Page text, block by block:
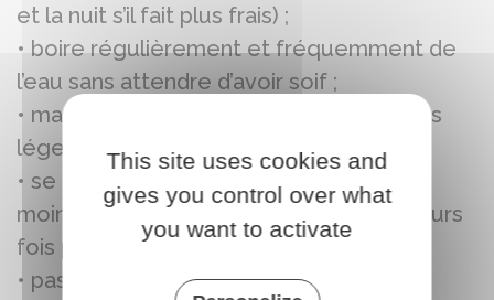
et la nuit s’il fait plus frais) ;
• boire régulièrement et fréquemment de
l’eau sans attendre d’avoir soif ;
• manger en quantité suffisante des plats
légers et riches en eau ;
• se rafraîchir et mouiller son corps (au
moins le visage et les avant-bras) plusieurs
fois par jour ;
• passer si possible 2 à 3 heures par jour
This site uses cookies and
gives you control over what
you want to activate